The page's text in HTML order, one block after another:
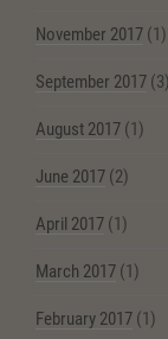
November 2017 (1)
September 2017 (3)
August 2017 (1)
June 2017 (2)
April 2017 (1)
March 2017 (1)
February 2017 (1)